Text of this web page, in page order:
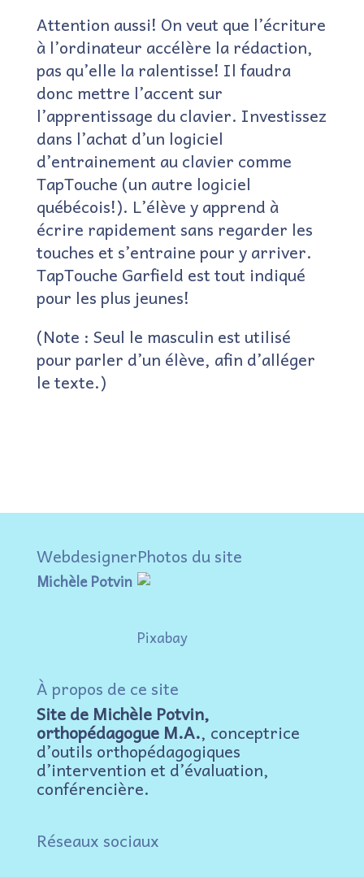
Attention aussi! On veut que l’écriture
à l’ordinateur accélère la rédaction,
pas qu’elle la ralentisse! Il faudra
donc mettre l’accent sur
l’apprentissage du clavier. Investissez
dans l’achat d’un logiciel
d’entrainement au clavier comme
TapTouche (un autre logiciel
québécois!). L’élève y apprend à
écrire rapidement sans regarder les
touches et s’entraine pour y arriver.
TapTouche Garfield est tout indiqué
pour les plus jeunes!
(Note : Seul le masculin est utilisé
pour parler d’un élève, afin d’alléger
le texte.)
Webdesigner
Michèle Potvin
Photos du site
Pixabay
À propos de ce site
Site de Michèle Potvin,
orthopédagogue M.A., conceptrice
d’outils orthopédagogiques
d’intervention et d’évaluation,
conférencière.
Réseaux sociaux